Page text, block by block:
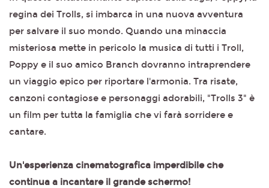
regina dei Trolls, si imbarca in una nuova avventura
per salvare il suo mondo. Quando una minaccia
misteriosa mette in pericolo la musica di tutti i Troll,
Poppy e il suo amico Branch dovranno intraprendere
un viaggio epico per riportare l'armonia. Tra risate,
canzoni contagiose e personaggi adorabili, "Trolls 3" è
un film per tutta la famiglia che vi farà sorridere e
cantare.
Un'esperienza cinematografica imperdibile che
continua a incantare il grande schermo!